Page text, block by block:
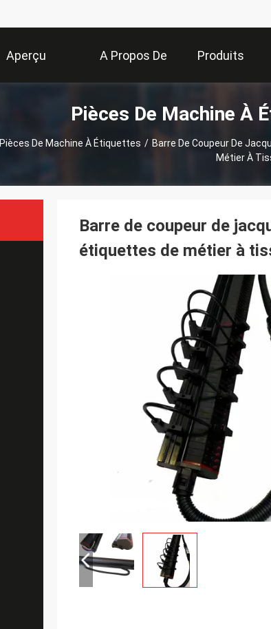
Aperçu A Propos De
Nous
Produits
Pièces De Machine À
Pièces De Machine À Étiquettes / Barre De Coupeur De
Métier À
Barre de coupeur de
étiquettes de métier à